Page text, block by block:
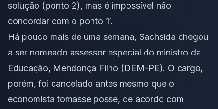
solução (ponto 2), mas é impossível não
concordar com o ponto 1’.
Há pouco mais de uma semana, Sachsida chegou
a ser nomeado assessor especial do ministro da
Educação, Mendonça Filho (DEM-PE). O cargo,
porém, foi cancelado antes mesmo que o
economista tomasse posse, de acordo com